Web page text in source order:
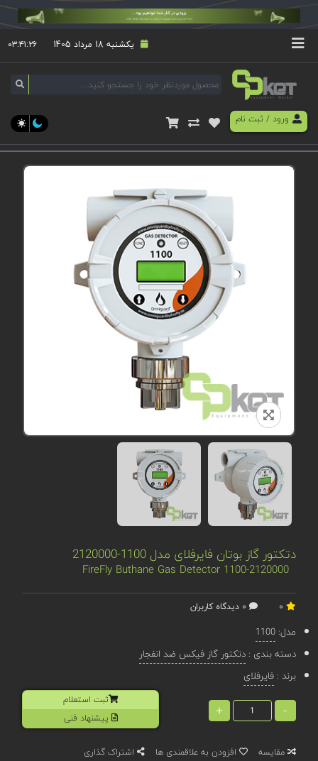
یکشنبه 18 مرداد 1405 ۰۳:۴۱:۲۶
ورود/ ثبت نام
دتکتور گاز بوتان فایرفلای مدل 1100-2120000
FireFly Buthane Gas Detector 1100-2120000
مدل:1100
دسته بندی :دتکتور گاز فیکس ضد انفجار
برند :فایرفلای
-
+
ثبت استعلام
پیشنهاد فنی
مقایسه افزودن به علاقمندی ها اشتراک گذاری